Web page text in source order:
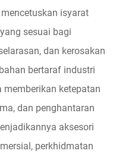
isyarat
sesuai bagi
dan kerosakan
bertaraf industri
ketepatan
dan penghantaran
aksesori
perkhidmatan